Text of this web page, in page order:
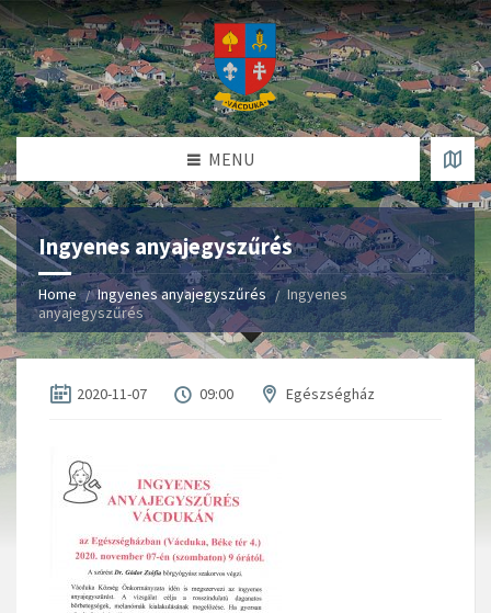
MENU
Ingyenes anyajegyszűrés
Home Ingyenes anyajegyszűrés
Ingyenes
anyajegyszűrés
2020-11-07 09:00 Egészségház